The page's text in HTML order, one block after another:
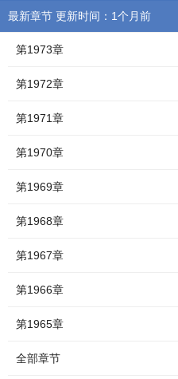
最新章节 更新时间：1个月前
第1973章
第1972章
第1971章
第1970章
第1969章
第1968章
第1967章
第1966章
第1965章
全部章节